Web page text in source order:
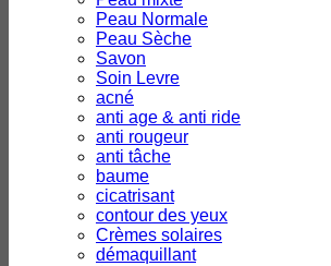
Peau Normale
Peau Sèche
Savon
Soin Levre
acné
anti age & anti ride
anti rougeur
anti tâche
baume
cicatrisant
contour des yeux
Crèmes solaires
démaquillant